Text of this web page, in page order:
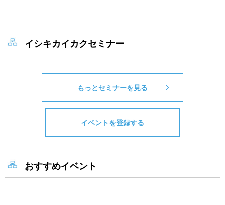
イシキカイカクセミナー
もっとセミナーを見る
イベントを登録する
おすすめイベント